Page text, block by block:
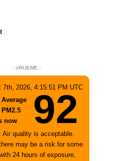
- VRIJEME -
7th, 2026, 4:15:51 PM UTC
now
92
Air quality is acceptable.
may be a risk for some
24 hours of exposure,